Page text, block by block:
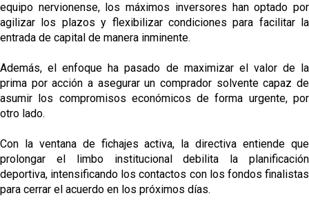
Análisis | El Sevilla FC cierra una pretemporada de
contrastes antes del inicio de LaLiga
equipo nervionense, los máximos inversores han optado por
agilizar los plazos y flexibilizar condiciones para facilitar la
entrada de capital de manera inminente.
Además, el enfoque ha pasado de maximizar el valor de la
prima por acción a asegurar un comprador solvente capaz de
asumir los compromisos económicos de forma urgente, por
otro lado.
Con la ventana de fichajes activa, la directiva entiende que
prolongar el limbo institucional debilita la planificación
deportiva, intensificando los contactos con los fondos finalistas
para cerrar el acuerdo en los próximos días.